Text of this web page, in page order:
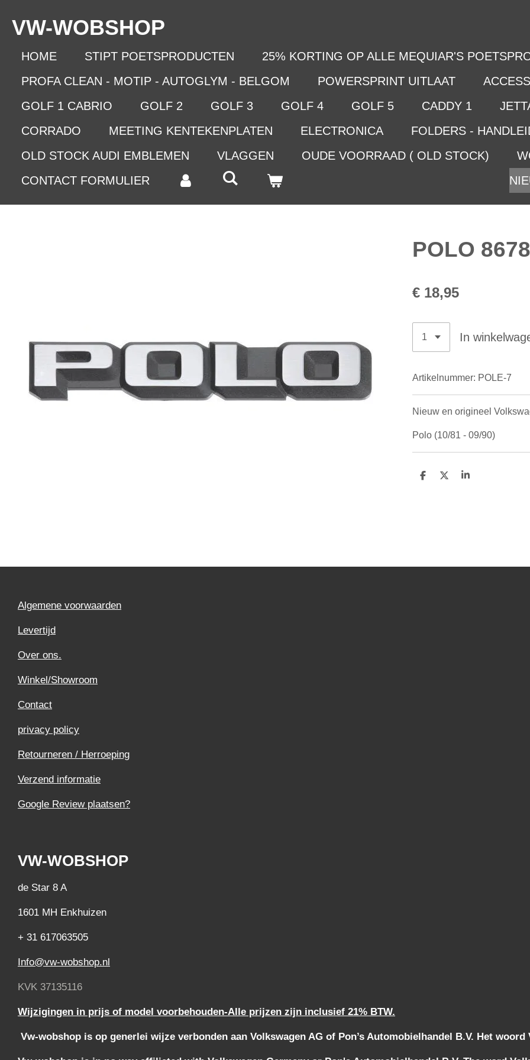
direct
VW-WOBSHOP
HOME STIPT POETSPRODUCTEN
25% KORTING OP ALLE MEQUIAR'S
PROFA CLEAN - MOTIP - AUTOGLYM - BELGOM
POWERSPRINT UITLAAT
GOLF 1 CABRIO
GOLF 2 GOLF 3 GOLF 4 GOLF 5 CADDY 1
CORRADO
MEETING KENTEKENPLATEN ELECTRONICA FOLDERS -
OLD STOCK AUDI EMBLEMEN
VLAGGEN OUDE VOORRAAD ( OLD STOCK)
CONTACT FORMULIER
POLO
€ 18,95
In
Artikelnummer: POLE-7
Nieuw en origineel
Polo (10/81 - 09/90)
D
D
S
Algemene voorwaarden
Levertijd
Over ons.
Winkel/Showroom
Contact
privacy policy
Retourneren / Herroeping
Verzend informatie
Google Review plaatsen?
VW-WOBSHOP
de Star 8 A
1601 MH Enkhuizen
+ 31 617063505
Info@vw-wobshop.nl
KVK 37135116
Wijzigingen in prijs of model voorbehouden-Alle prijzen zijn inclusief 21% BTW.
Vw-wobshop is op generlei wijze verbonden aan Volkswagen AG of Pon’s Automobielhandel B.V. Het